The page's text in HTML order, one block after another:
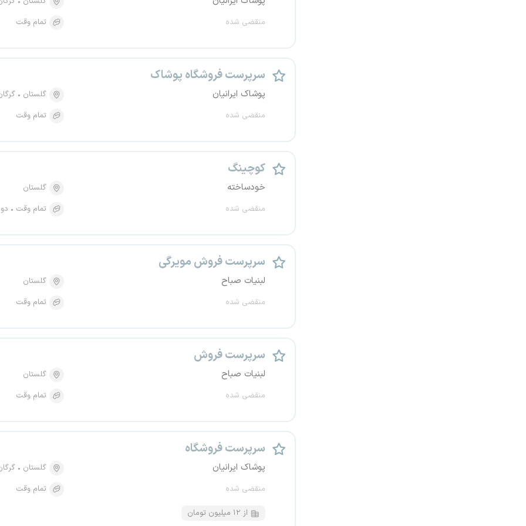
منقضی شده
تمام وقت
سرپرست فروشگاه پوشاک
پوشاک ایرانیان
منقضی شده
گلستان
تمام وقت
کوچینگ
خودساخته
منقضی شده
گلستان
تمام وقت
سرپرست فروش مویرگی
لبنیات صباح
منقضی شده
گلستان
تمام وقت
سرپرست فروش
لبنیات صباح
منقضی شده
گلستان
تمام وقت
سرپرست فروشگاه
پوشاک ایرانیان
منقضی شده
گلستان
تمام وقت
از ۱۲ میلیون تومان